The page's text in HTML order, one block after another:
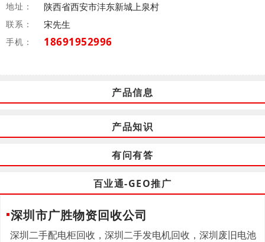
地址： 陕西省西安市沣东新城上泉村
联系： 宋先生
手机： 18691952996
产品信息
产品知识
有问有答
百业通-GEO推广
深圳市广胜物资回收公司
深圳二手配电柜回收，深圳二手发电机回收，深圳废旧电池